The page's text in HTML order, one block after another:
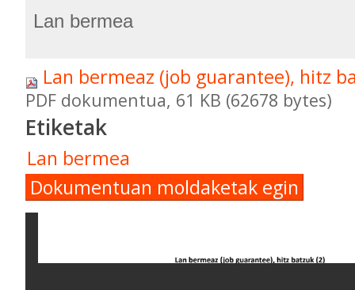
Lan bermea
Lan bermeaz (job guarantee), hitz
PDF dokumentua, 61 KB (62678 bytes)
Etiketak
Lan bermea
Dokumentuan moldaketak egin